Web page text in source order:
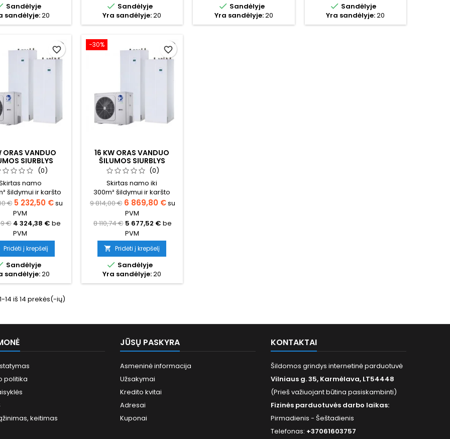
Sandėlyje
sandėlyje:20
 Sandėlyje
Yra sandėlyje:20
 Sandėlyje
Yra sandėlyje:20
 Sandėlyje
Yra sandėlyje:20
ORAS VANDUO
SIURBLYS
OPTIMUS PRO
VIENAME
TRIFAZIS
(0)
namo
šildymui ir karšto
ruošimui (būtina
tikslų šilumos
namui)
€ 5 232,50 €su
PVM
€4 324,38 € be
PVM
Pridėti į krepšelį
Sandėlyje
sandėlyje:20
favorite_border
−30%
16 KW ORAS VANDUO
ŠILUMOS SIURBLYS
NORDIS OPTIMUS PRO
VISKAS VIENAME
KOMPLEKTAS TRIFAZIS
(0)
Skirtas namo iki
300m² šildymui ir karšto
vandens ruošimui (būtina
pasiskaičiuoti tikslų šilumos
poreikį namui)
9 814,00 € 6 869,80 €su
PVM
8 110,74 € 5 677,52 € be
PVM
 Pridėti į krepšelį
 Sandėlyje
Yra sandėlyje:20
favorite_border
14 iš 14 prekės(-ių)
politika
keitimas
JŪSŲ PASKYRA
Asmeninė informacija
Užsakymai
Kredito kvitai
Adresai
Kuponai
KONTAKTAI
Šildomos grindys internetinė parduotuvė
Vilniaus g. 35, Karmėlava, LT54448
(Prieš važiuojant būtina pasiskambinti)
Fizinės parduotuvės darbo laikas:
Pirmadienis - Šeštadienis
Telefonas: +37061603757